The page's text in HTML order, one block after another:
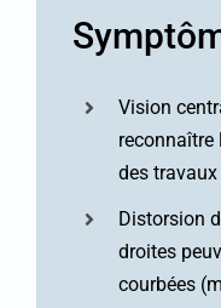
Vision
reconnaître
des
Distorsion
droites
courbées